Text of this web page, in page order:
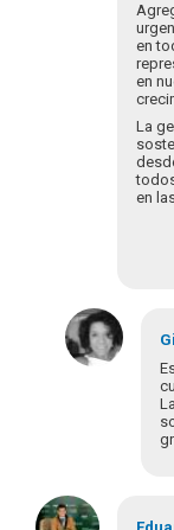
en
en
La
en
En